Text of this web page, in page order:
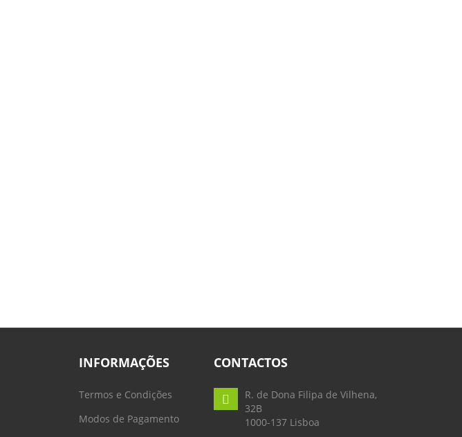
INFORMAÇÕES
Termos e Condições
Modos de Pagamento
CONTACTOS
R. de Dona Filipa de Vilhena,
32B
1000-137 Lisboa